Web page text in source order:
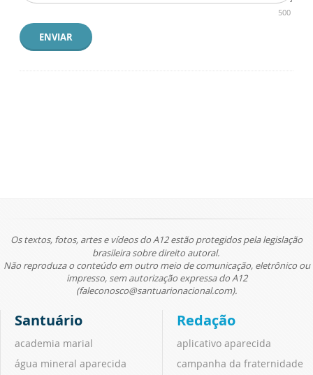
500
ENVIAR
Os textos, fotos, artes e vídeos do A12 estão protegidos pela legislação
brasileira sobre direito autoral.
Não reproduza o conteúdo em outro meio de comunicação, eletrônico ou
impresso, sem autorização expressa do A12
(faleconosco@santuarionacional.com).
Santuário
academia marial
água mineral aparecida
Redação
aplicativo aparecida
campanha da fraternidade